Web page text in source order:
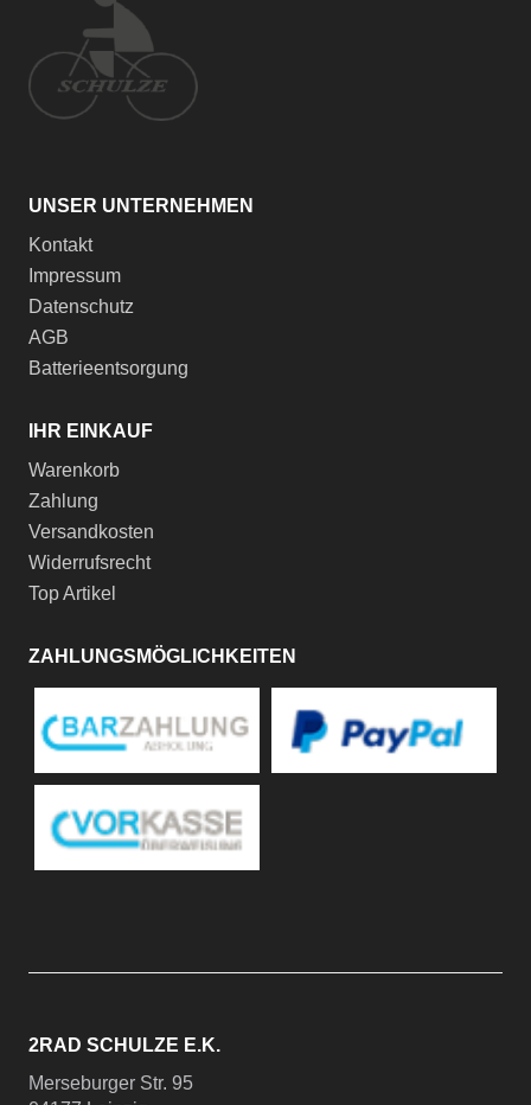
UNSER UNTERNEHMEN
Kontakt
Impressum
Datenschutz
AGB
Batterieentsorgung
IHR EINKAUF
Warenkorb
Zahlung
Versandkosten
Widerrufsrecht
Top Artikel
ZAHLUNGSMÖGLICHKEITEN
2RAD SCHULZE E.K.
Merseburger Str. 95